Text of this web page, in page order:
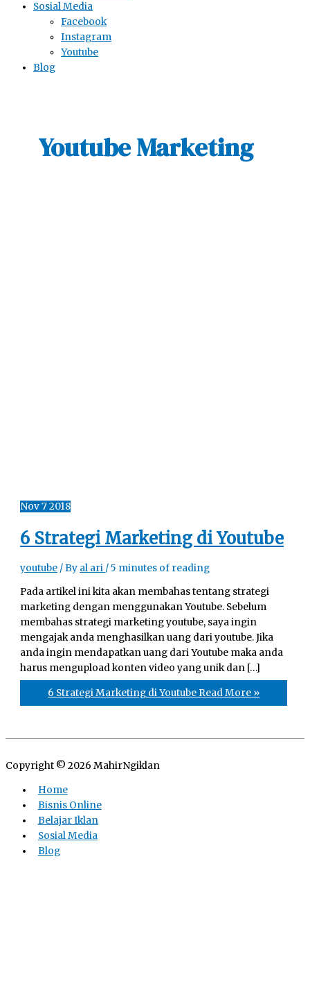
Sosial Media
Facebook
Instagram
Youtube
Blog
Youtube Marketing
Nov72018
6 Strategi Marketing di Youtube
youtube / By al ari /5 minutes of reading
Pada artikel ini kita akan membahas tentang strategi
marketing dengan menggunakan Youtube. Sebelum
membahas strategi marketing youtube, saya ingin
mengajak anda menghasilkan uang dari youtube. Jika
anda ingin mendapatkan uang dari Youtube maka anda
harus mengupload konten video yang unik dan […]
6 Strategi Marketing di Youtube Read More »
Copyright © 2026 MahirNgiklan
Home
Bisnis Online
Belajar Iklan
Sosial Media
Blog